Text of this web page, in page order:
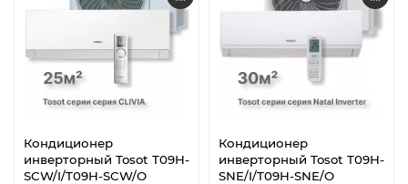
Кондиционер
инверторный Tosot T09H-
SCW/I/T09H-SCW/O
Кондиционер
инверторный Tosot T09H-
SNE/I/T09H-SNE/O